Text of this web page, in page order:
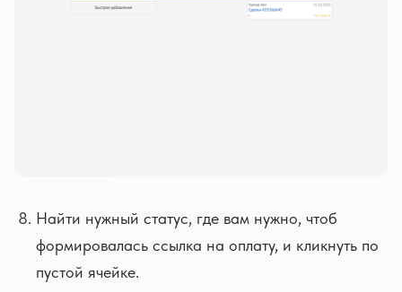
Найти нужный статус, где вам нужно, чтоб
формировалась ссылка на оплату, и кликнуть по
пустой ячейке.